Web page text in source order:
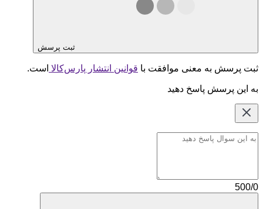
ثبت پرسش
ثبت پرسش به معنی موافقت با قوانین انتشار پارس‌کالا است.
به این پرسش پاسخ دهید
500/0